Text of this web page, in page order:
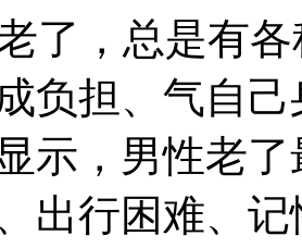
，总是有各
负担、气自
示，男性老
出行困难、